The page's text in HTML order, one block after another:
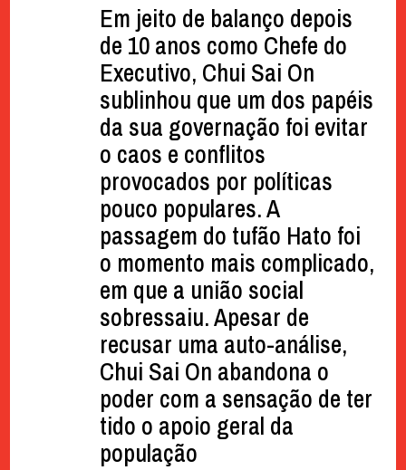
Em jeito de balanço depois
de 10 anos como Chefe do
Executivo, Chui Sai On
sublinhou que um dos papéis
da sua governação foi evitar
o caos e conflitos
provocados por políticas
pouco populares. A
passagem do tufão Hato foi
o momento mais complicado,
em que a união social
sobressaiu. Apesar de
recusar uma auto-análise,
Chui Sai On abandona o
poder com a sensação de ter
tido o apoio geral da
população